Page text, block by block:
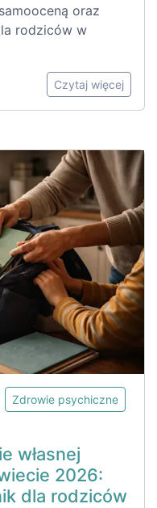
oraz
rodziców w
Czytaj więcej
Zdrowie psychiczne
własnej
2026:
dla rodziców